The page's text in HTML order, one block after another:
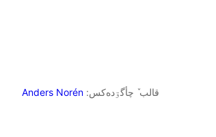
قالب ٚ چأگۊده‌کس: Anders Norén